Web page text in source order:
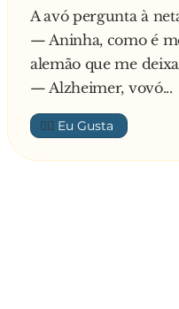
A avó pergunta à
— Aninha, como é
alemão que me
— Alzheimer, vovó...
👍🏼